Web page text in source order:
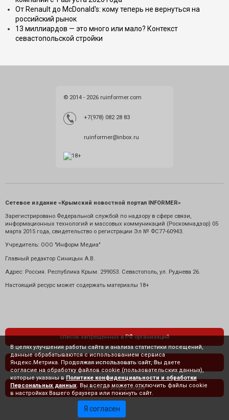
От Renault до McDonald's: кому теперь не вернуться на
российский рынок
13 миллиардов — это много или мало? Контекст
севастопольской стройки
© 2014 - 2026 ruinformer.com
+7(978) 082 28 83
ruinformer@inbox.ru
Сетевое издание «Крымский новостной портал INFORMER»
Зарегистрировано Федеральной службой по надзору в сфере связи,
информационных технологий и массовых коммуникаций (Роскомнадзор) 05
марта 2015 года, свидетельство о регистрации Эл № ФС77-60943.
Учредитель: ООО "Информ Медиа"
Главный редактор Синицын А.В.
Адрес: Россия. Республика Крым. 299053. Севастополь, ул. Руднева 26.
Настоящий ресурс может содержать материалы 18+
список запрещенных в РФ организаций
политика конфиденциальности
правовая информация
В целях улучшения работы сайта и анализа статистики посещений,
данные обрабатываются с использованием сервиса
Яндекс.Метрика. Продолжая использовать сайт, Вы даете
согласие на обработку файлов cookie (пользовательских данных),
которые указаны в Политике конфиденциальности и обработки
Персональных данных . Вы всегда можете отключить файлы cookie
в настройках Вашего браузера или покинуть сайт.
Я согласен